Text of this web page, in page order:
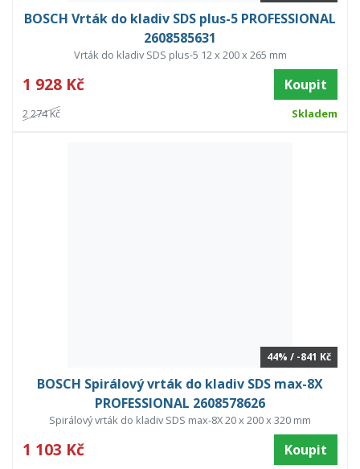
BOSCH Vrták do kladiv SDS plus-5 PROFESSIONAL
2608585631
Vrták do kladiv SDS plus-5 12 x 200 x 265 mm
1 928 Kč Koupit
2 274 Kč Skladem
44% / -841 Kč
BOSCH Spirálový vrták do kladiv SDS max-8X
PROFESSIONAL 2608578626
Spirálový vrták do kladiv SDS max-8X 20 x 200 x 320 mm
1 103 Kč Koupit